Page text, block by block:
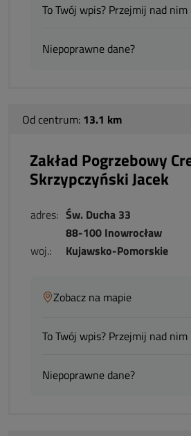
To Twój wpis? Przejmij nad
Niepoprawne dane?
Od centrum: 13.1 km
Zakład Pogrzebowy
Skrzypczyński Jacek
adres: Św. Ducha 33
88-100 Inowrocław
woj.:
Kujawsko-Pomorskie
Zobacz na mapie
To Twój wpis? Przejmij nad
Niepoprawne dane?